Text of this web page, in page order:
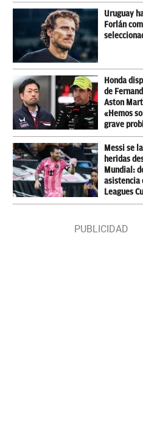
Uruguay
Forlán
Honda
de
Aston
«Hemos
grave
Messi se
heridas
Mundial:
asistencia
Leagues